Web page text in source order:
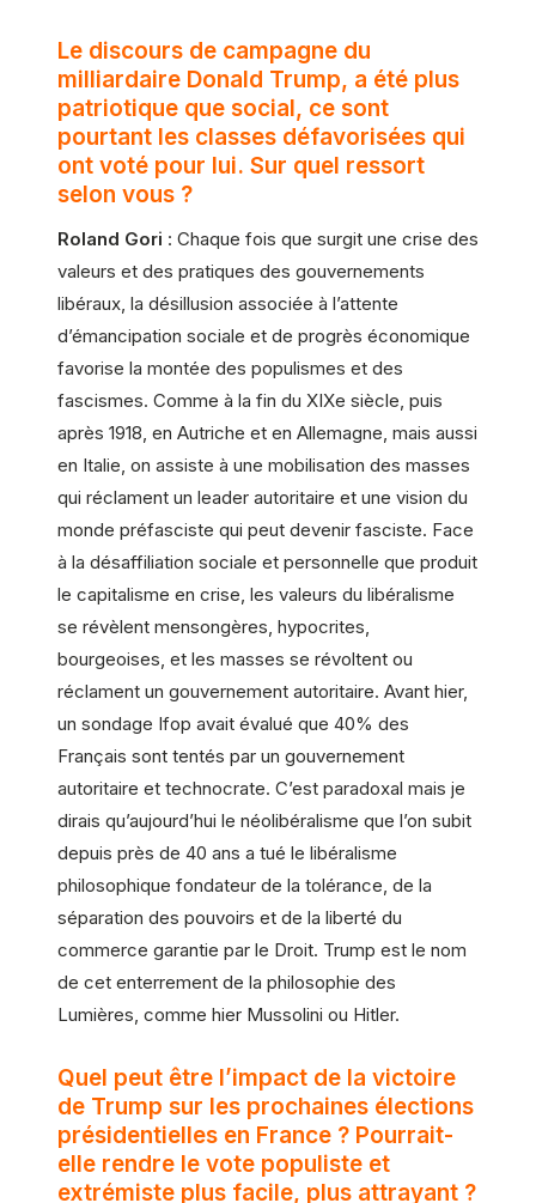
Le discours de campagne du
milliardaire Donald Trump, a été plus
patriotique que social, ce sont
pourtant les classes défavorisées qui
ont voté pour lui. Sur quel ressort
selon vous ?
Roland Gori : Chaque fois que surgit une crise des
valeurs et des pratiques des gouvernements
libéraux, la désillusion associée à l’attente
d’émancipation sociale et de progrès économique
favorise la montée des populismes et des
fascismes. Comme à la fin du XIXe siècle, puis
après 1918, en Autriche et en Allemagne, mais aussi
en Italie, on assiste à une mobilisation des masses
qui réclament un leader autoritaire et une vision du
monde préfasciste qui peut devenir fasciste. Face
à la désaffiliation sociale et personnelle que produit
le capitalisme en crise, les valeurs du libéralisme
se révèlent mensongères, hypocrites,
bourgeoises, et les masses se révoltent ou
réclament un gouvernement autoritaire. Avant hier,
un sondage Ifop avait évalué que 40% des
Français sont tentés par un gouvernement
autoritaire et technocrate. C’est paradoxal mais je
dirais qu’aujourd’hui le néolibéralisme que l’on subit
depuis près de 40 ans a tué le libéralisme
philosophique fondateur de la tolérance, de la
séparation des pouvoirs et de la liberté du
commerce garantie par le Droit. Trump est le nom
de cet enterrement de la philosophie des
Lumières, comme hier Mussolini ou Hitler.
Quel peut être l’impact de la victoire
de Trump sur les prochaines élections
présidentielles en France ? Pourrait-
elle rendre le vote populiste et
extrémiste plus facile, plus attrayant ?